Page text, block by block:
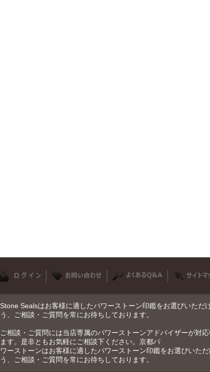
Stone Sealsはお客様に適したパワーストーン印鑑をお選びいただ
う、ご相談・ご質問を常にお待ちしております。
ご相談・ご質問には当店専属のパワーストーンアドバイザーが対応
ます。是非ともお気軽にご相談下ください。京都パ
ワーストーンはお客様に適したパワーストーン印鑑をお選びいただ
う、ご相談・ご質問を常にお待ちしております。